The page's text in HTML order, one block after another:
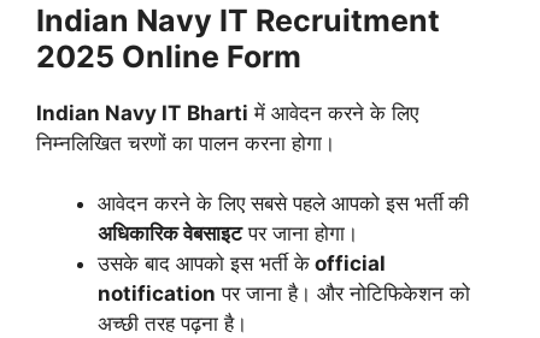
Indian Navy IT Recruitment
2025 Online Form
Indian Navy IT Bharti में आवेदन करने के लिए
निम्नलिखित चरणों का पालन करना होगा।
आवेदन करने के लिए सबसे पहले आपको इस भर्ती की
अधिकारिक वेबसाइटपर जाना होगा।
उसके बाद आपको इस भर्ती के official
notification पर जाना है। और नोटिफिकेशन को
अच्छी तरह पढ़ना है।